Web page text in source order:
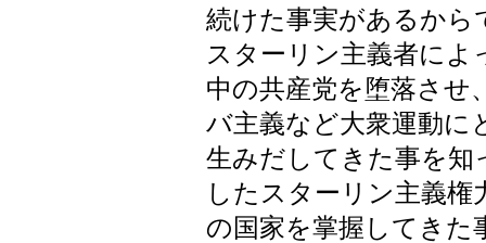
続けた事実があるから
スターリン主義者に
中の共産党を堕落させ
バ主義など大衆運動に
生みだしてきた事を知
したスターリン主義
の国家を掌握してきた